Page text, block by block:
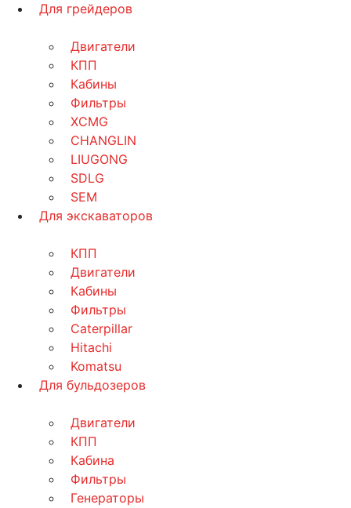
Для грейдеров
Двигатели
КПП
Кабины
Фильтры
XCMG
CHANGLIN
LIUGONG
SDLG
SEM
Для экскаваторов
КПП
Двигатели
Кабины
Фильтры
Caterpillar
Hitachi
Komatsu
Для бульдозеров
Двигатели
КПП
Кабина
Фильтры
Генераторы